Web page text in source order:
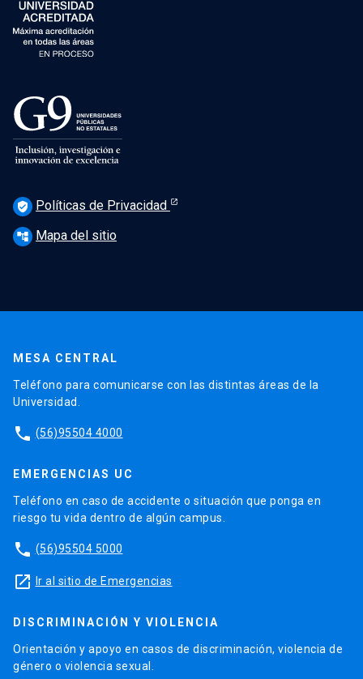
verified_user Políticas de Privacidad
account_tree Mapa del sitio
MESA CENTRAL
Teléfono para comunicarse con las distintas áreas de la
Universidad.
phone (56)95504 4000
EMERGENCIAS UC
Teléfono en caso de accidente o situación que ponga en
riesgo tu vida dentro de algún campus.
phone (56)95504 5000
launch Ir al sitio de Emergencias
DISCRIMINACIÓN Y VIOLENCIA
Orientación y apoyo en casos de discriminación, violencia de
género o violencia sexual.